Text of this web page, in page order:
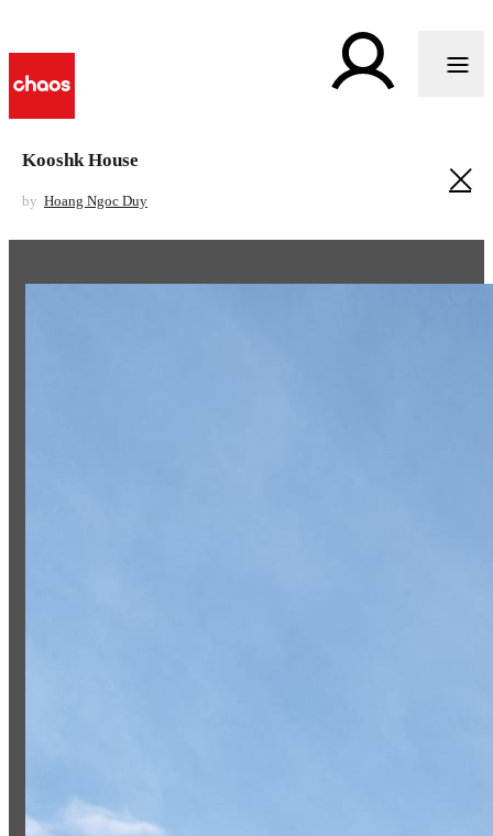
Kooshk House
by Hoang Ngoc Duy